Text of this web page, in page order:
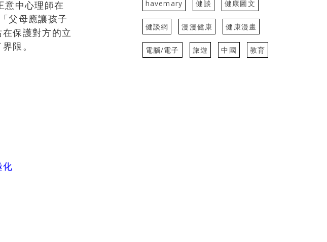
意中心理師在
父母應讓孩子
保護對方的立
限。
化
havemary 健談 健康圖文
健談網 漫漫健康 健康漫畫
電腦/電子 旅遊 中國 教育